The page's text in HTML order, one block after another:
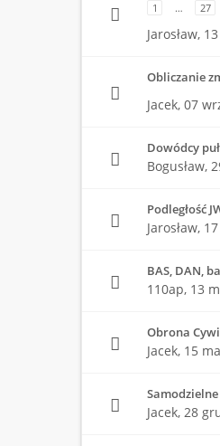
1 … 27
Jarosław,
Obliczanie
Jacek, 07
Dowódcy
Bogusław,
Podległość
Jarosław,
BAS, DAN,
110ap, 13
Obrona
Jacek, 15
Jacek, 28